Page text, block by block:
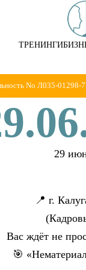
ТРЕНИНГИ
No Л035-
29
📍 г.
Вас ждёт не
🎯